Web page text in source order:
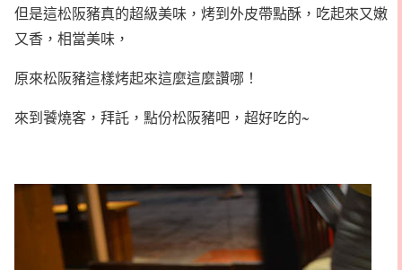
但是這松阪豬真的超級美味，烤到外皮帶點酥，吃起來又嫩
又香，相當美味，
原來松阪豬這樣烤起來這麼這麼讚哪！
來到饕燒客，拜託，點份松阪豬吧，超好吃的~